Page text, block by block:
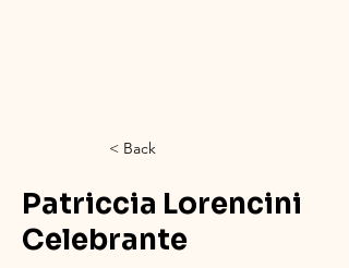
< Back
Patriccia Lorencini
Celebrante